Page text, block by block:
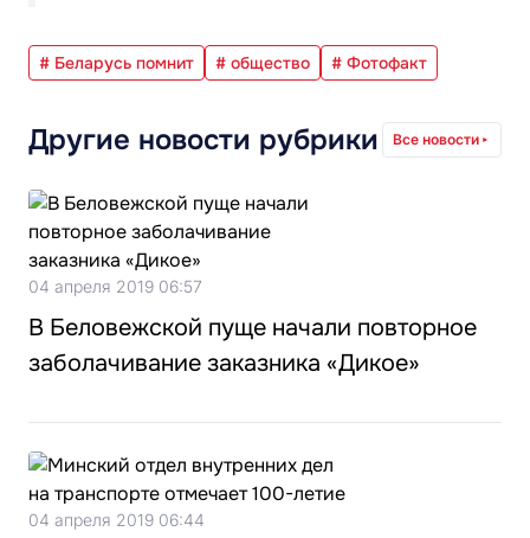
# Беларусь помнит # общество # Фотофакт
Другие новости рубрики Все новости
04 апреля 2019 06:57
В Беловежской пуще начали повторное
заболачивание заказника «Дикое»
04 апреля 2019 06:44